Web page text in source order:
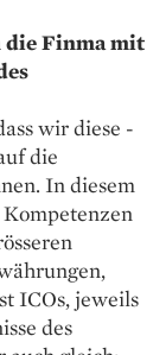
die Finma mit
wir diese
die
In diesem
ICOs, jeweils
des